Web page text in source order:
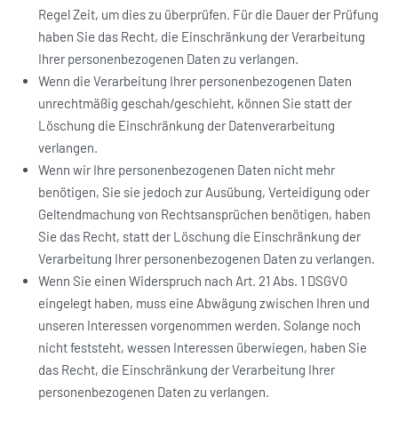
Regel Zeit, um dies zu überprüfen. Für die Dauer der Prüfung
haben Sie das Recht, die Einschränkung der Verarbeitung
Ihrer personenbezogenen Daten zu verlangen.
Wenn die Verarbeitung Ihrer personenbezogenen Daten
unrechtmäßig geschah/geschieht, können Sie statt der
Löschung die Einschränkung der Datenverarbeitung
verlangen.
Wenn wir Ihre personenbezogenen Daten nicht mehr
benötigen, Sie sie jedoch zur Ausübung, Verteidigung oder
Geltendmachung von Rechtsansprüchen benötigen, haben
Sie das Recht, statt der Löschung die Einschränkung der
Verarbeitung Ihrer personenbezogenen Daten zu verlangen.
Wenn Sie einen Widerspruch nach Art. 21 Abs. 1 DSGVO
eingelegt haben, muss eine Abwägung zwischen Ihren und
unseren Interessen vorgenommen werden. Solange noch
nicht feststeht, wessen Interessen überwiegen, haben Sie
das Recht, die Einschränkung der Verarbeitung Ihrer
personenbezogenen Daten zu verlangen.